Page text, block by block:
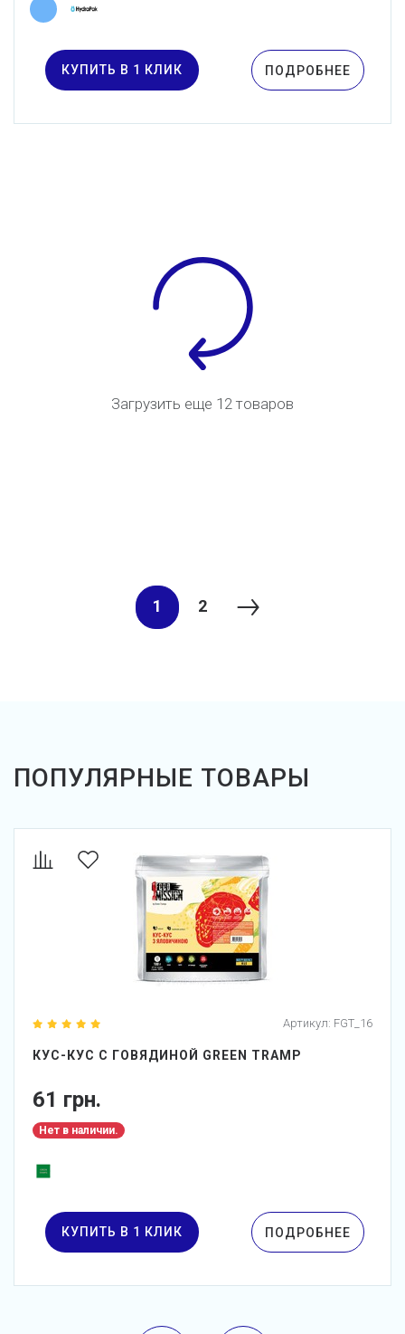
КУПИТЬ В 1 КЛИК ПОДРОБНЕЕ
Загрузить еще 12 товаров
1 2
ПОПУЛЯРНЫЕ ТОВАРЫ
Артикул: FGT_16
КУС-КУС С ГОВЯДИНОЙ GREEN TRAMP
61 грн.
Нет в наличии.
КУПИТЬ В 1 КЛИК ПОДРОБНЕЕ